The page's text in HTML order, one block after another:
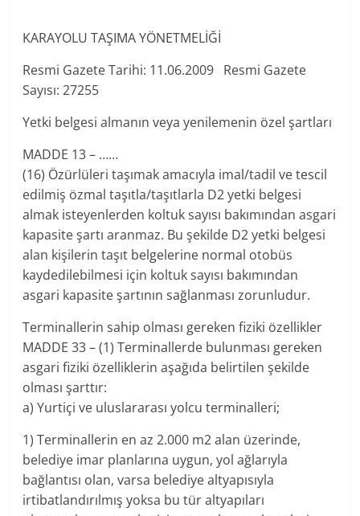
KARAYOLU TAŞIMA YÖNETMELİĞİ
Resmi Gazete Tarihi: 11.06.2009 Resmi Gazete
Sayısı: 27255
Yetki belgesi almanın veya yenilemenin özel şartları
MADDE 13 – ……
(16) Özürlüleri taşımak amacıyla imal/tadil ve tescil
edilmiş özmal taşıtla/taşıtlarla D2 yetki belgesi
almak isteyenlerden koltuk sayısı bakımından asgari
kapasite şartı aranmaz. Bu şekilde D2 yetki belgesi
alan kişilerin taşıt belgelerine normal otobüs
kaydedilebilmesi için koltuk sayısı bakımından
asgari kapasite şartının sağlanması zorunludur.
Terminallerin sahip olması gereken fiziki özellikler
MADDE 33 – (1) Terminallerde bulunması gereken
asgari fiziki özelliklerin aşağıda belirtilen şekilde
olması şarttır:
a) Yurtiçi ve uluslararası yolcu terminalleri;
1) Terminallerin en az 2.000 m2 alan üzerinde,
belediye imar planlarına uygun, yol ağlarıyla
bağlantısı olan, varsa belediye altyapısıyla
irtibatlandırılmış yoksa bu tür altyapıları